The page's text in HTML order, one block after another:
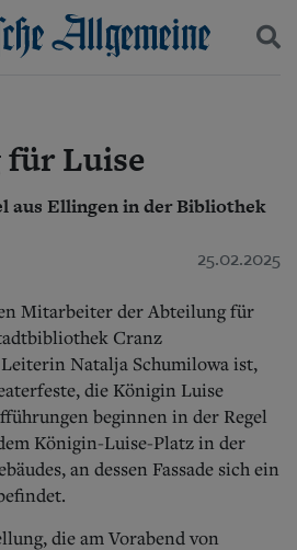
Start
Wer wir sind
Ausgabe
werden
Wirtschaft
Gesellschaft
Pommern
Brandenburg
Schlesien
und Westpreußen
Bücher
für Luise
aus Ellingen in der Bibliothek
25.02.2025
Mitarbeiter der Abteilung für
Cranz
Natalja Schumilowa ist,
die Königin Luise
beginnen in der Regel
Königin-Luise-Platz in der
an dessen Fassade sich ein
die am Vorabend von